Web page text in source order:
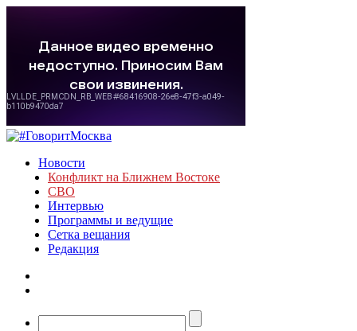
Новости
Конфликт на Ближнем Востоке
СВО
Интервью
Программы и ведущие
Сетка вещания
Редакция